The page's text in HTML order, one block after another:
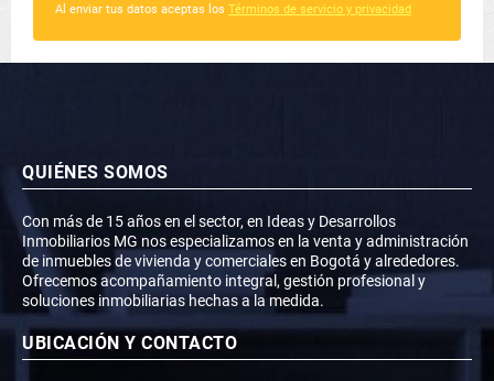
Al enviar tus datos aceptas los Términos de servicio y privacidad
QUIÉNES SOMOS
Con más de 15 años en el sector, en Ideas y Desarrollos
Inmobiliarios MG nos especializamos en la venta y administración
de inmuebles de vivienda y comerciales en Bogotá y alrededores.
Ofrecemos acompañamiento integral, gestión profesional y
soluciones inmobiliarias hechas a la medida.
UBICACIÓN Y CONTACTO